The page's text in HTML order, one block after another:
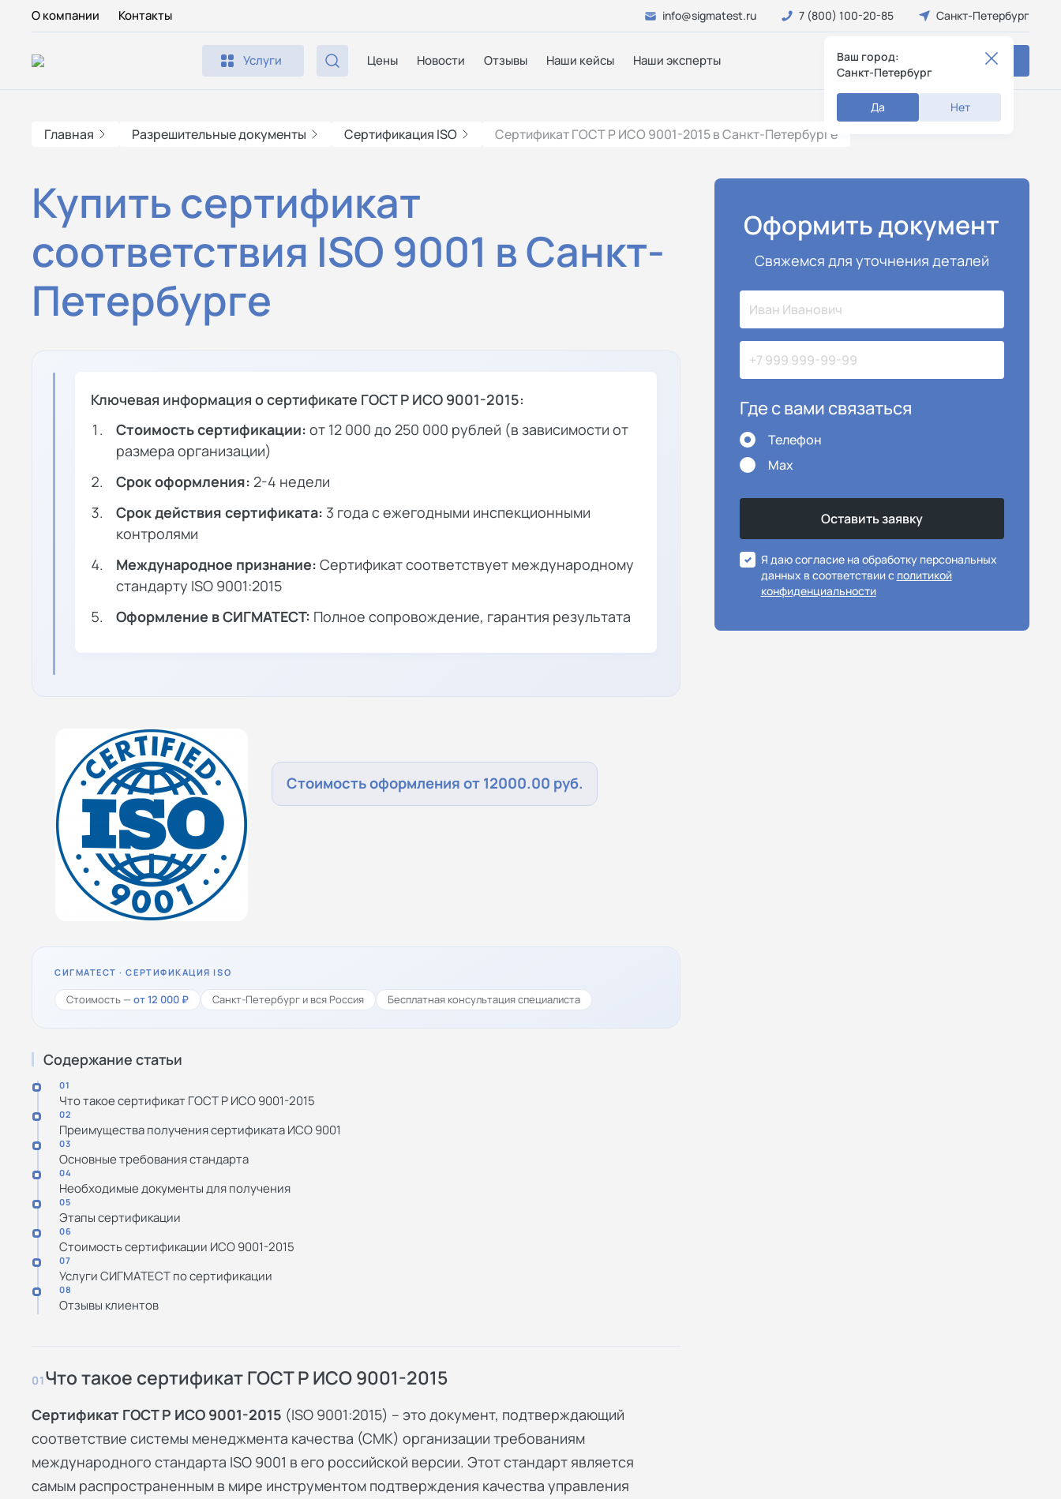
О компании Контакты info@sigmatest.ru 7 (800) 100-20-85 Санкт-Петербург
Ваш город:
Санкт-Петербург
Да Нет
Услуги Цены Новости Отзывы Наши кейсы Наши эксперты Заказать звонок
Главная Разрешительные документы Сертификация ISO Сертификат ГОСТ Р ИСО 9001-2015 в Санкт-Петербурге
Купить сертификат
соответствия ISO 9001 в Санкт-
Петербурге
Ключевая информация о сертификате ГОСТ Р ИСО 9001-2015:
Стоимость сертификации: от 12 000 до 250 000 рублей (в зависимости от
размера организации)
Срок оформления: 2-4 недели
Срок действия сертификата: 3 года с ежегодными инспекционными
контролями
Международное признание: Сертификат соответствует международному
стандарту ISO 9001:2015
Оформление в СИГМАТЕСТ: Полное сопровождение, гарантия результата
Стоимость оформления от 12000.00 руб.
СИГМАТЕСТ · СЕРТИФИКАЦИЯ ISO
Стоимость —от 12 000 ₽ Санкт-Петербург и вся Россия Бесплатная консультация специалиста
Содержание статьи
01
Что такое сертификат ГОСТ Р ИСО 9001-2015
02
Преимущества получения сертификата ИСО 9001
03
Основные требования стандарта
04
Необходимые документы для получения
05
Этапы сертификации
06
Стоимость сертификации ИСО 9001-2015
07
Услуги СИГМАТЕСТ по сертификации
08
Отзывы клиентов
01Что такое сертификат ГОСТ Р ИСО 9001-2015
Сертификат ГОСТ Р ИСО 9001-2015 (ISO 9001:2015) – это документ, подтверждающий
соответствие системы менеджмента качества (СМК) организации требованиям
международного стандарта ISO 9001 в его российской версии. Этот стандарт является
самым распространенным в мире инструментом подтверждения качества управления
Оформить документ
Свяжемся для уточнения деталей
Где с вами связаться
Телефон
Max
Я даю согласие на обработку персональных
данных в соответствии с политикой
конфиденциальности